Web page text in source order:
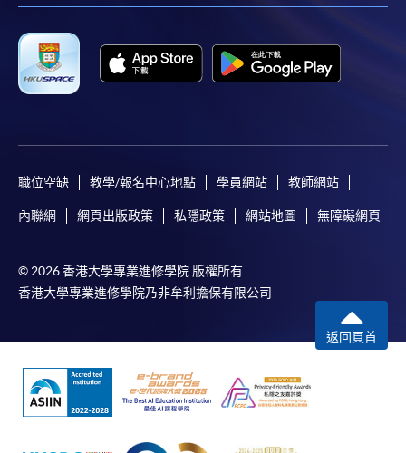
職位空缺 教學/報名中心地點 學員網站 教師網站
內聯網 網頁出版政策 私隱政策 網站地圖 無障礙網頁
© 2026 香港大學專業進修學院 版權所有
香港大學專業進修學院乃非牟利擔保有限公司
返回頁首